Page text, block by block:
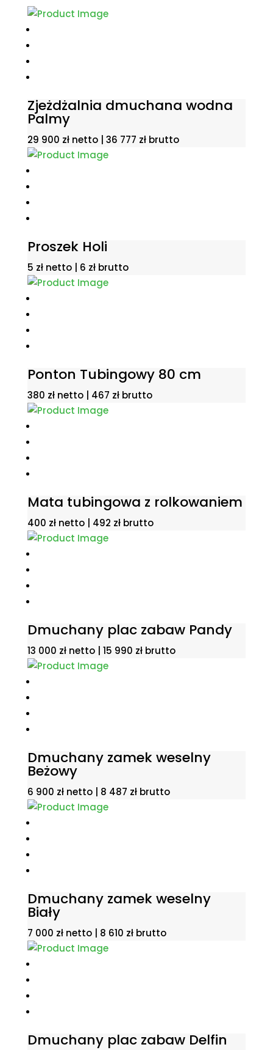
Zjeżdżalnia dmuchana wodna
Palmy
29 900 zł netto | 36 777 złbrutto
Proszek Holi
5 zł netto | 6 złbrutto
Ponton Tubingowy 80 cm
380 zł netto | 467 złbrutto
Mata tubingowa z rolkowaniem
400 zł netto | 492 złbrutto
Dmuchany plac zabaw Pandy
13 000 zł netto | 15 990 złbrutto
Dmuchany zamek weselny
Beżowy
6 900 zł netto | 8 487 złbrutto
Dmuchany zamek weselny
Biały
7 000 zł netto | 8 610 złbrutto
Dmuchany plac zabaw Delfin